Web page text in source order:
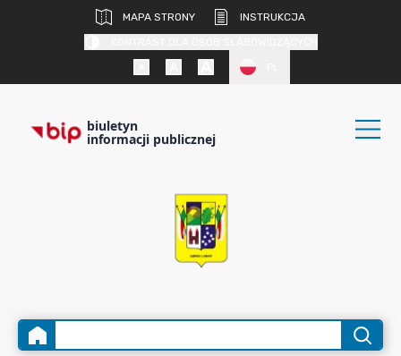
MAPA STRONY
INSTRUKCJA
biuletyn
informacji publicznej